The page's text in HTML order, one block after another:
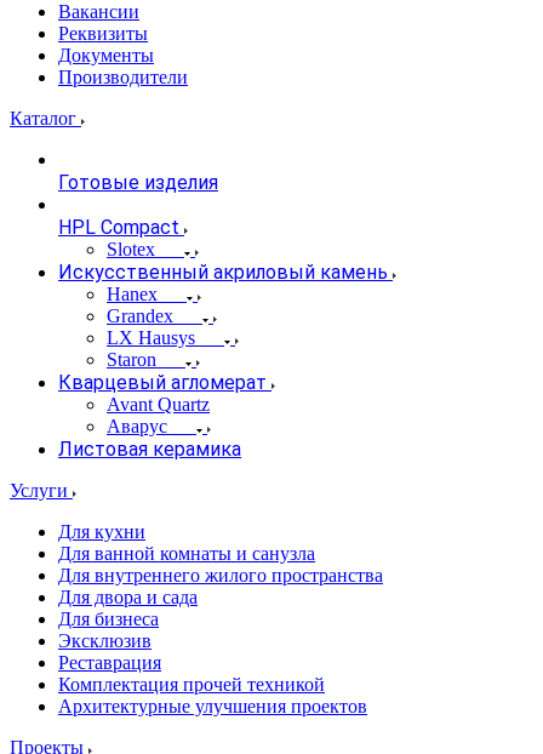
Вакансии
Реквизиты
Документы
Производители
Каталог
Готовые изделия
HPL Compact
Slotex
Искусственный акриловый камень
Hanex
Grandex
LX Hausys
Staron
Кварцевый агломерат
Avant Quartz
Аварус
Листовая керамика
Услуги
Для кухни
Для ванной комнаты и санузла
Для внутреннего жилого пространства
Для двора и сада
Для бизнеса
Эксклюзив
Реставрация
Комплектация прочей техникой
Архитектурные улучшения проектов
Проекты